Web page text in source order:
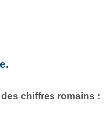
chiffres romains :